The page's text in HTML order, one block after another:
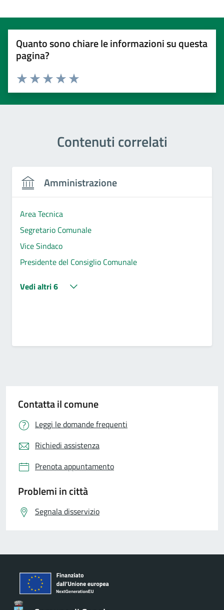
Quanto sono chiare le informazioni su questa
pagina?
Valuta 5 stelle su 5
Valuta 4 stelle su 5
Valuta 3 stelle su 5
Valuta 2 stelle su 5
Valuta 1 stelle su 5
Contenuti correlati
Amministrazione
Area Tecnica
Segretario Comunale
Vice Sindaco
Presidente del Consiglio Comunale
Vedi altri 6
Contatta il comune
Leggi le domande frequenti
Richiedi assistenza
Prenota appuntamento
Problemi in città
Segnala disservizio